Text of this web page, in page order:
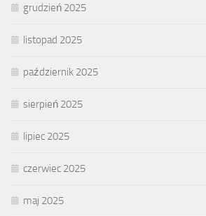
grudzień 2025
listopad 2025
październik 2025
sierpień 2025
lipiec 2025
czerwiec 2025
maj 2025